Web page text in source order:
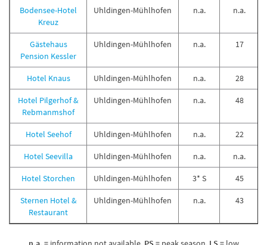
Bodensee-Hotel
Kreuz
Uhldingen-Mühlhofen n.a. n.a.
Gästehaus
Pension Kessler
Uhldingen-Mühlhofen n.a. 17
Hotel Knaus Uhldingen-Mühlhofen n.a. 28
Hotel Pilgerhof &
Rebmanmshof
Uhldingen-Mühlhofen n.a. 48
Hotel Seehof Uhldingen-Mühlhofen n.a. 22
Hotel Seevilla Uhldingen-Mühlhofen n.a. n.a.
Hotel Storchen Uhldingen-Mühlhofen 3* S 45
Sternen Hotel &
Restaurant
Uhldingen-Mühlhofen n.a. 43